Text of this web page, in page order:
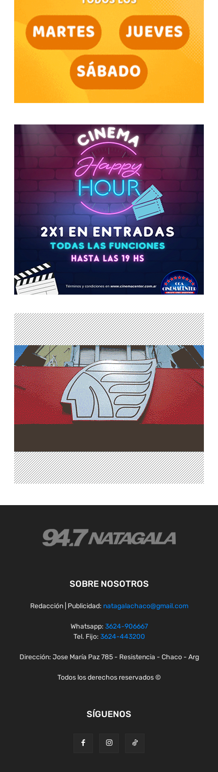
SOBRE NOSOTROS
Redacción | Publicidad: natagalachaco@gmail.com
Whatsapp: 3624-906667
Tel. Fijo: 3624-443200
Dirección: Jose María Paz 785 - Resistencia - Chaco - Arg
Todos los derechos reservados ©
SÍGUENOS